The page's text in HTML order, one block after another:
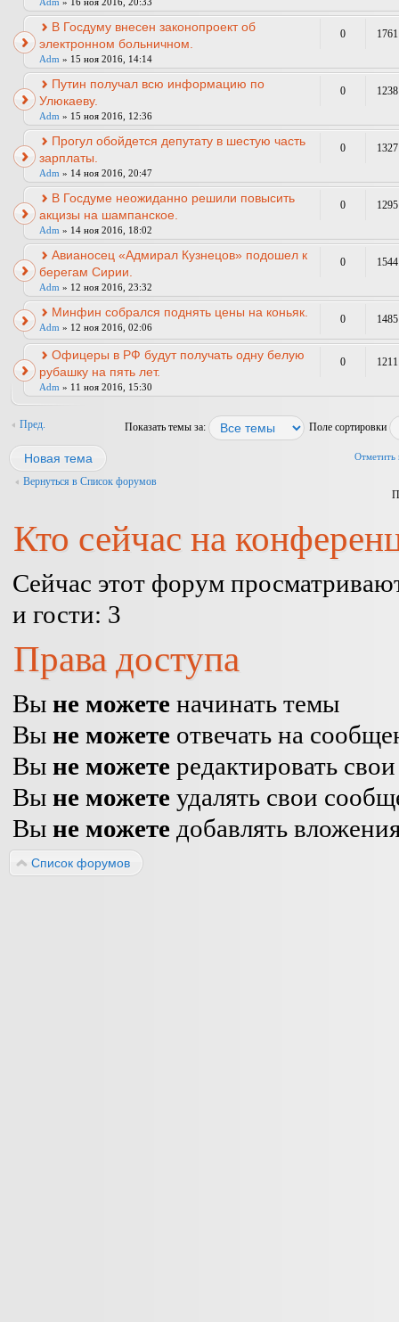
В Госдуму внесен законопроект об
электронном больничном.
Adm » 15 ноя 2016, 14:14
0 1761
Путин получал всю информацию по
Улюкаеву.
Adm » 15 ноя 2016, 12:36
0 1238
Прогул обойдется депутату в шестую часть
зарплаты.
Adm » 14 ноя 2016, 20:47
0 1327
В Госдуме неожиданно решили повысить
акцизы на шампанское.
Adm » 14 ноя 2016, 18:02
0 1295
Авианосец «Адмирал Кузнецов» подошел к
берегам Сирии.
Adm » 12 ноя 2016, 23:32
0 1544
Минфин собрался поднять цены на коньяк.
Adm » 12 ноя 2016, 02:06
0 1485
Офицеры в РФ будут получать одну белую
рубашку на пять лет.
Adm » 11 ноя 2016, 15:30
0 1211
Пред. Показать темы за: Поле сортировки
Новая тема Отметить
Вернуться в Список форумов
Кто сейчас на
Сейчас этот форум
и гости: 3
Права доступа
Вы не можете начинать темы
Вы не можете отвечать на
Вы не можете редактировать
Вы не можете удалять свои
Вы не можете добавлять
Список форумов